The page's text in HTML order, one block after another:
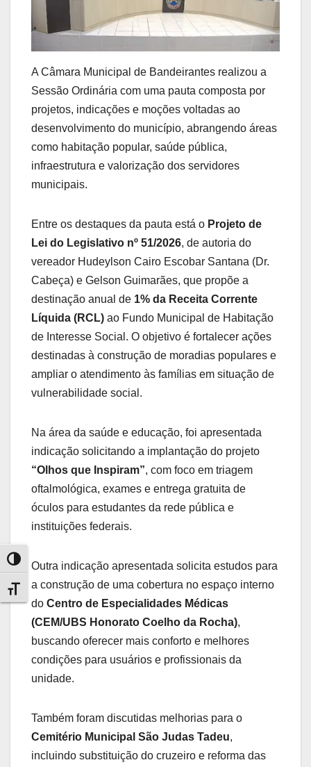
Alternar alto contraste
Alternar tamanho da fonte
A Câmara Municipal de Bandeirantes realizou a
Sessão Ordinária com uma pauta composta por
projetos, indicações e moções voltadas ao
desenvolvimento do município, abrangendo áreas
como habitação popular, saúde pública,
infraestrutura e valorização dos servidores
municipais.
Entre os destaques da pauta está o Projeto de
Lei do Legislativo nº 51/2026, de autoria do
vereador Hudeylson Cairo Escobar Santana (Dr.
Cabeça) e Gelson Guimarães, que propõe a
destinação anual de 1% da Receita Corrente
Líquida (RCL) ao Fundo Municipal de Habitação
de Interesse Social. O objetivo é fortalecer ações
destinadas à construção de moradias populares e
ampliar o atendimento às famílias em situação de
vulnerabilidade social.
Na área da saúde e educação, foi apresentada
indicação solicitando a implantação do projeto
“Olhos que Inspiram”, com foco em triagem
oftalmológica, exames e entrega gratuita de
óculos para estudantes da rede pública e
instituições federais.
Outra indicação apresentada solicita estudos para
a construção de uma cobertura no espaço interno
do Centro de Especialidades Médicas
(CEM/UBS Honorato Coelho da Rocha),
buscando oferecer mais conforto e melhores
condições para usuários e profissionais da
unidade.
Também foram discutidas melhorias para o
Cemitério Municipal São Judas Tadeu,
incluindo substituição do cruzeiro e reforma das